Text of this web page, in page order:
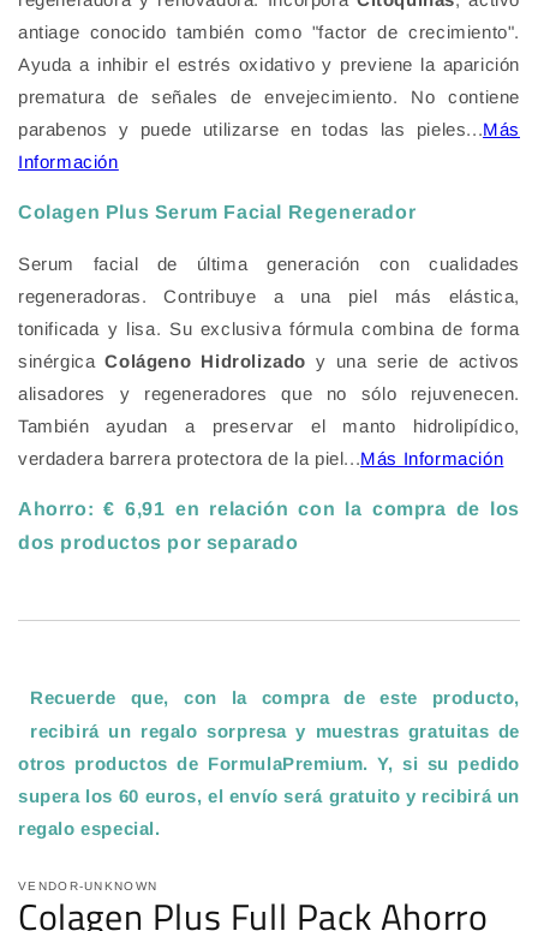
antiage conocido también como "factor de crecimiento".
Ayuda a inhibir el estrés oxidativo y previene la aparición
prematura de señales de envejecimiento. No contiene
parabenos y puede utilizarse en todas las pieles...Más
Información
Colagen Plus Serum Facial Regenerador
Serum facial de última generación con cualidades
regeneradoras. Contribuye a una piel más elástica,
tonificada y lisa. Su exclusiva fórmula combina de forma
sinérgicaColágeno Hidrolizado y una serie de activos
alisadores y regeneradores que no sólo rejuvenecen.
También ayudan a preservar el manto hidrolipídico,
verdadera barrera protectora de la piel...Más Información
Ahorro: € 6,91 en relación con la compra de los
dos productos por separado
Recuerde que, con la compra de este producto,
recibirá un regalo sorpresa y muestras gratuitas de
otros productos de FormulaPremium. Y, si su pedido
supera los 60 euros, el envío será gratuito y recibirá un
regalo especial.
VENDOR-UNKNOWN
Colagen Plus Full Pack Ahorro